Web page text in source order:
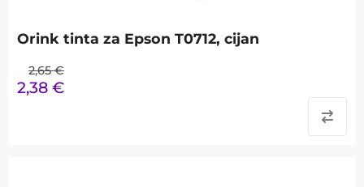
Orink tinta za Epson T0712, cijan
2,65 €
2,38 €